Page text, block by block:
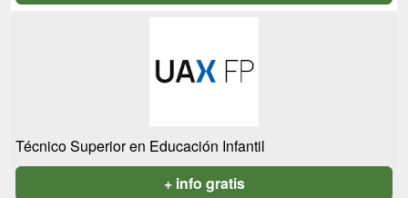
Técnico Superior en Educación Infantil
+ info gratis